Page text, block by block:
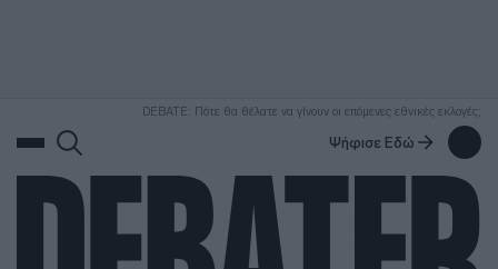
DEBATE: Πότε θα θέλατε να γίνουν οι επόμενες εθνικές εκλογές;
Ψήφισε Εδώ